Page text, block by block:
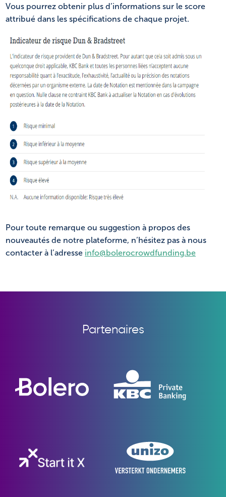
Vous pourrez obtenir plus d’informations sur le score
attribué dans les spécifications de chaque projet.
Pour toute remarque ou suggestion à propos des
nouveautés de notre plateforme, n’hésitez pas à nous
contacter à l’adresse info@bolerocrowdfunding.be
Partenaires